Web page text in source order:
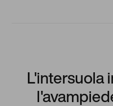
L'intersuola